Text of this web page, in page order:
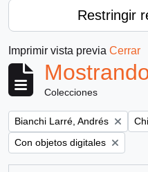
Restringir
Imprimir vista previa Cerrar
Colecciones
Remove filter:
Bianchi Larré, Andrés
Remove filter:
Con objetos digitales